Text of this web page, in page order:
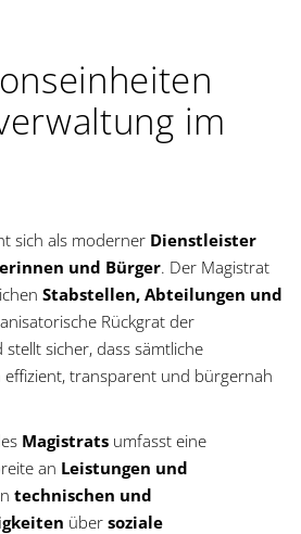
n
im
sich als moderner Dienstleister
und Bürger. Der Magistrat
Stabstellen, Abteilungen und
Rückgrat der
stellt sicher, dass sämtliche
transparent und bürgernah
Magistrats umfasst eine
an Leistungen und
technischen und
über soziale